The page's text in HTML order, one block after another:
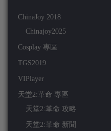
ChinaJoy 2018
Chinajoy2025
Cosplay 專區
TGS2019
VIPlayer
天堂2:革命 專區
天堂2:革命 攻略
天堂2:革命 新聞